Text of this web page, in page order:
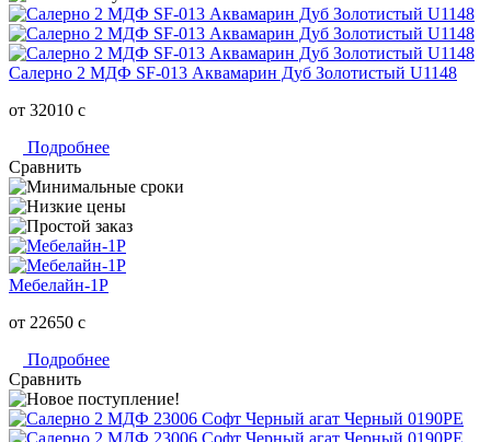
Салерно 2 МДФ SF-013 Аквамарин Дуб Золотистый U1148
от 32010 c
Подробнее
Сравнить
Мебелайн-1Р
от 22650 c
Подробнее
Сравнить